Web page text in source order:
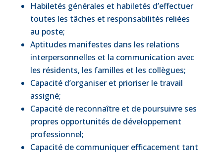
Habiletés générales et habiletés d’effectuer
toutes les tâches et responsabilités reliées
au poste;
Aptitudes manifestes dans les relations
interpersonnelles et la communication avec
les résidents, les familles et les collègues;
Capacité d’organiser et prioriser le travail
assigné;
Capacité de reconnaître et de poursuivre ses
propres opportunités de développement
professionnel;
Capacité de communiquer efficacement tant